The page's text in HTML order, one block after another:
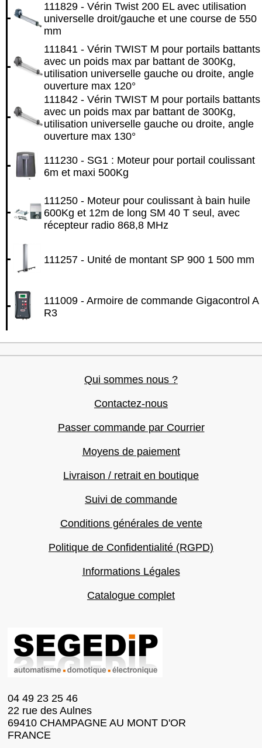
111829 - Vérin Twist 200 EL avec utilisation
universelle droit/gauche et une course de 550
mm
111841 - Vérin TWIST M pour portails battants
avec un poids max par battant de 300Kg,
utilisation universelle gauche ou droite, angle
ouverture max 120°
111842 - Vérin TWIST M pour portails battants
avec un poids max par battant de 300Kg,
utilisation universelle gauche ou droite, angle
ouverture max 130°
111230 - SG1 : Moteur pour portail coulissant
6m et maxi 500Kg
111250 - Moteur pour coulissant à bain huile
600Kg et 12m de long SM 40 T seul, avec
récepteur radio 868,8 MHz
111257 - Unité de montant SP 900 1 500 mm
111009 - Armoire de commande Gigacontrol A
R3
Qui sommes nous ?
Contactez-nous
Passer commande par Courrier
Moyens de paiement
Livraison / retrait en boutique
Suivi de commande
Conditions générales de vente
Politique de Confidentialité (RGPD)
Informations Légales
Catalogue complet
04 49 23 25 46
22 rue des Aulnes
69410 CHAMPAGNE AU MONT D'OR
FRANCE